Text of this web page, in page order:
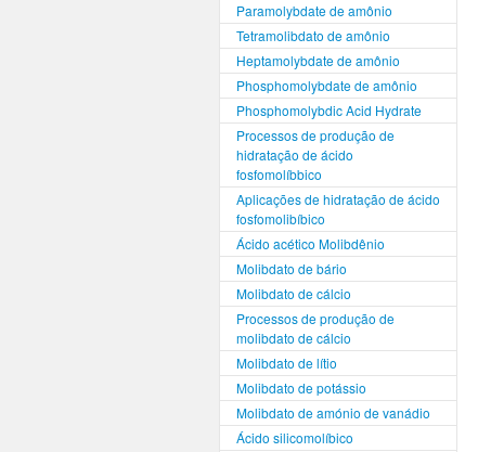
Paramolybdate de amônio
Tetramolibdato de amônio
Heptamolybdate de amônio
Phosphomolybdate de amônio
Phosphomolybdic Acid Hydrate
Processos de produção de
hidratação de ácido
fosfomolíbbico
Aplicações de hidratação de ácido
fosfomolibíbico
Ácido acético Molibdênio
Molibdato de bário
Molibdato de cálcio
Processos de produção de
molibdato de cálcio
Molibdato de lítio
Molibdato de potássio
Molibdato de amónio de vanádio
Ácido silicomolíbico